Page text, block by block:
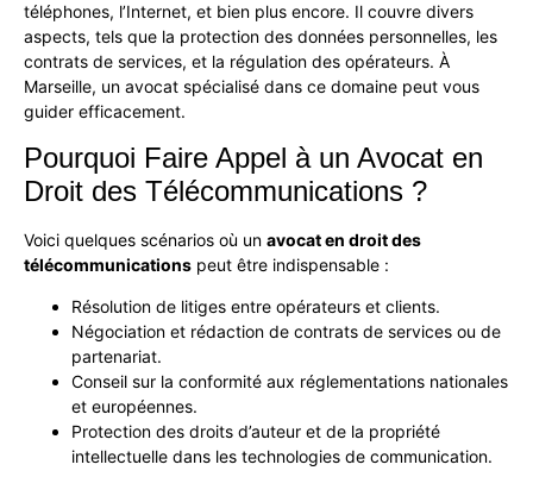
téléphones, l’Internet, et bien plus encore. Il couvre divers
aspects, tels que la protection des données personnelles, les
contrats de services, et la régulation des opérateurs. À
Marseille, un avocat spécialisé dans ce domaine peut vous
guider efficacement.
Pourquoi Faire Appel à un Avocat en
Droit des Télécommunications ?
Voici quelques scénarios où un avocat en droit des
télécommunications peut être indispensable :
Résolution de litiges entre opérateurs et clients.
Négociation et rédaction de contrats de services ou de
partenariat.
Conseil sur la conformité aux réglementations nationales
et européennes.
Protection des droits d’auteur et de la propriété
intellectuelle dans les technologies de communication.